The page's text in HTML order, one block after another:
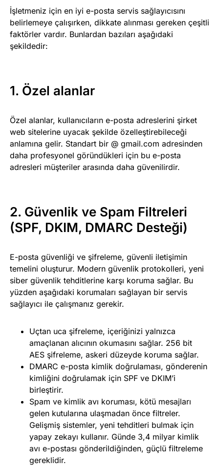
İşletmeniz için en iyi e-posta servis sağlayıcısını
belirlemeye çalışırken, dikkate alınması gereken çeşitli
faktörler vardır. Bunlardan bazıları aşağıdaki
şekildedir:
1. Özel alanlar
Özel alanlar, kullanıcıların e-posta adreslerini şirket
web sitelerine uyacak şekilde özelleştirebileceği
anlamına gelir. Standart bir @ gmail.com adresinden
daha profesyonel göründükleri için bu e-posta
adresleri müşteriler arasında daha güvenilirdir.
2. Güvenlik ve Spam Filtreleri
(SPF, DKIM, DMARC Desteği)
E-posta güvenliği ve şifreleme, güvenli iletişimin
temelini oluşturur. Modern güvenlik protokolleri, yeni
siber güvenlik tehditlerine karşı koruma sağlar. Bu
yüzden aşağıdaki korumaları sağlayan bir servis
sağlayıcı ile çalışmanız gerekir.
Uçtan uca şifreleme, içeriğinizi yalnızca
amaçlanan alıcının okumasını sağlar. 256 bit
AES şifreleme, askeri düzeyde koruma sağlar.
DMARC e-posta kimlik doğrulaması, gönderenin
kimliğini doğrulamak için SPF ve DKIM’i
birleştirir.
Spam ve kimlik avı koruması, kötü mesajları
gelen kutularına ulaşmadan önce filtreler.
Gelişmiş sistemler, yeni tehditleri bulmak için
yapay zekayı kullanır. Günde 3,4 milyar kimlik
avı e-postası gönderildiğinden, güçlü filtreleme
gereklidir.